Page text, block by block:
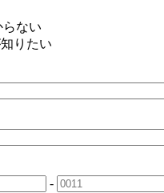
ない
りたい
-